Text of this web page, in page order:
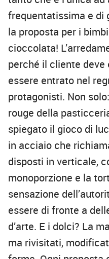
frequentatissima e di
la proposta per i
cioccolata!
perché il cliente deve
essere entrato nel
protagonisti. Non
rouge della
spiegato il gioco di
in acciaio che
disposti in verticale,
monoporzione e la
sensazione
essere di fronte a
d’arte. E i dolci? La
ma rivisitati,